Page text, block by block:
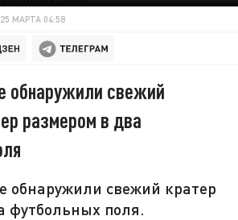
25 МАРТА 04:58
обнаружили свежий
размером в два
обнаружили свежий кратер
футбольных поля.